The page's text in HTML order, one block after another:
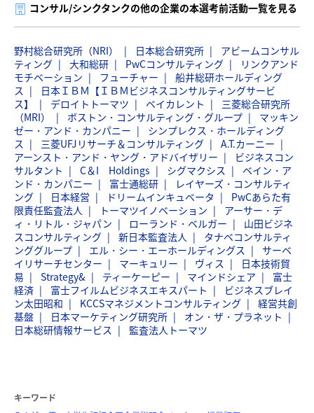
コンサル/シンクタンクの他の企業の本選考前活動一覧を見る
野村総合研究所（NRI） 日本総合研究所
アビームコンサル
ティング
大和総研 PwCコンサルティング
リンクアンド
モチベーション
フューチャー
船井総研ホールディング
ス
日本ＩＢＭ【ＩＢＭビジネスコンサルティングサービ
ス】
デロイトトーマツ ベイカレント
三菱総合研究所
（MRI）
ボストン・コンサルティング・グループ
マッキン
ゼー・アンド・カンパニー
シンプレクス・ホールディング
ス
三菱UFJリサーチ＆コンサルティング
A.T.カーニー
アーンスト・アンド・ヤング・アドバイザリー
ビジネスコン
サルタント
C＆I Holdings シグマクシス
ベイン・ア
ンド・カンパニー
富士通総研
レイヤーズ・コンサルティ
ング
日本経営 ドリームインキュベータ
PwCあらた有
限責任監査法人
トーマツイノベーション
アーサー・デ
ィ・リトル・ジャパン
ローランド・ベルガー
山田ビジネ
スコンサルティング
新日本監査法人
タナベコンサルティ
ンググループ
エル・シー・エーホールディングス
サーベ
イリサーチセンター
マーキュリー ヴィス
日本技術貿
易
Strategy& ティーケーピー マインドシェア
富士
経済
富士フイルムビジネスエキスパート
ビジネスブレイ
ン太田昭和
KCCSマネジメントコンサルティング
経営共創
基盤
日本マーケティング研究所
オン・ザ・プラネット
日本総研情報サービス
監査法人トーマツ
キーワード